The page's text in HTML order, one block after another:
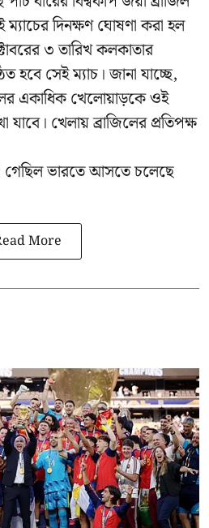
দিনক্ষণ ঘোষণা করা হল
৩ তারিখ কলকাতার
হবে সেই ম্যাচ। জানা যাচ্ছে,
একাধিক খেলোয়াড়কে ওই
যাবে। খেলায় ব্রাজিলের প্রতিপক্ষ
গেছিল ভারতে আসতে চলেছে
More